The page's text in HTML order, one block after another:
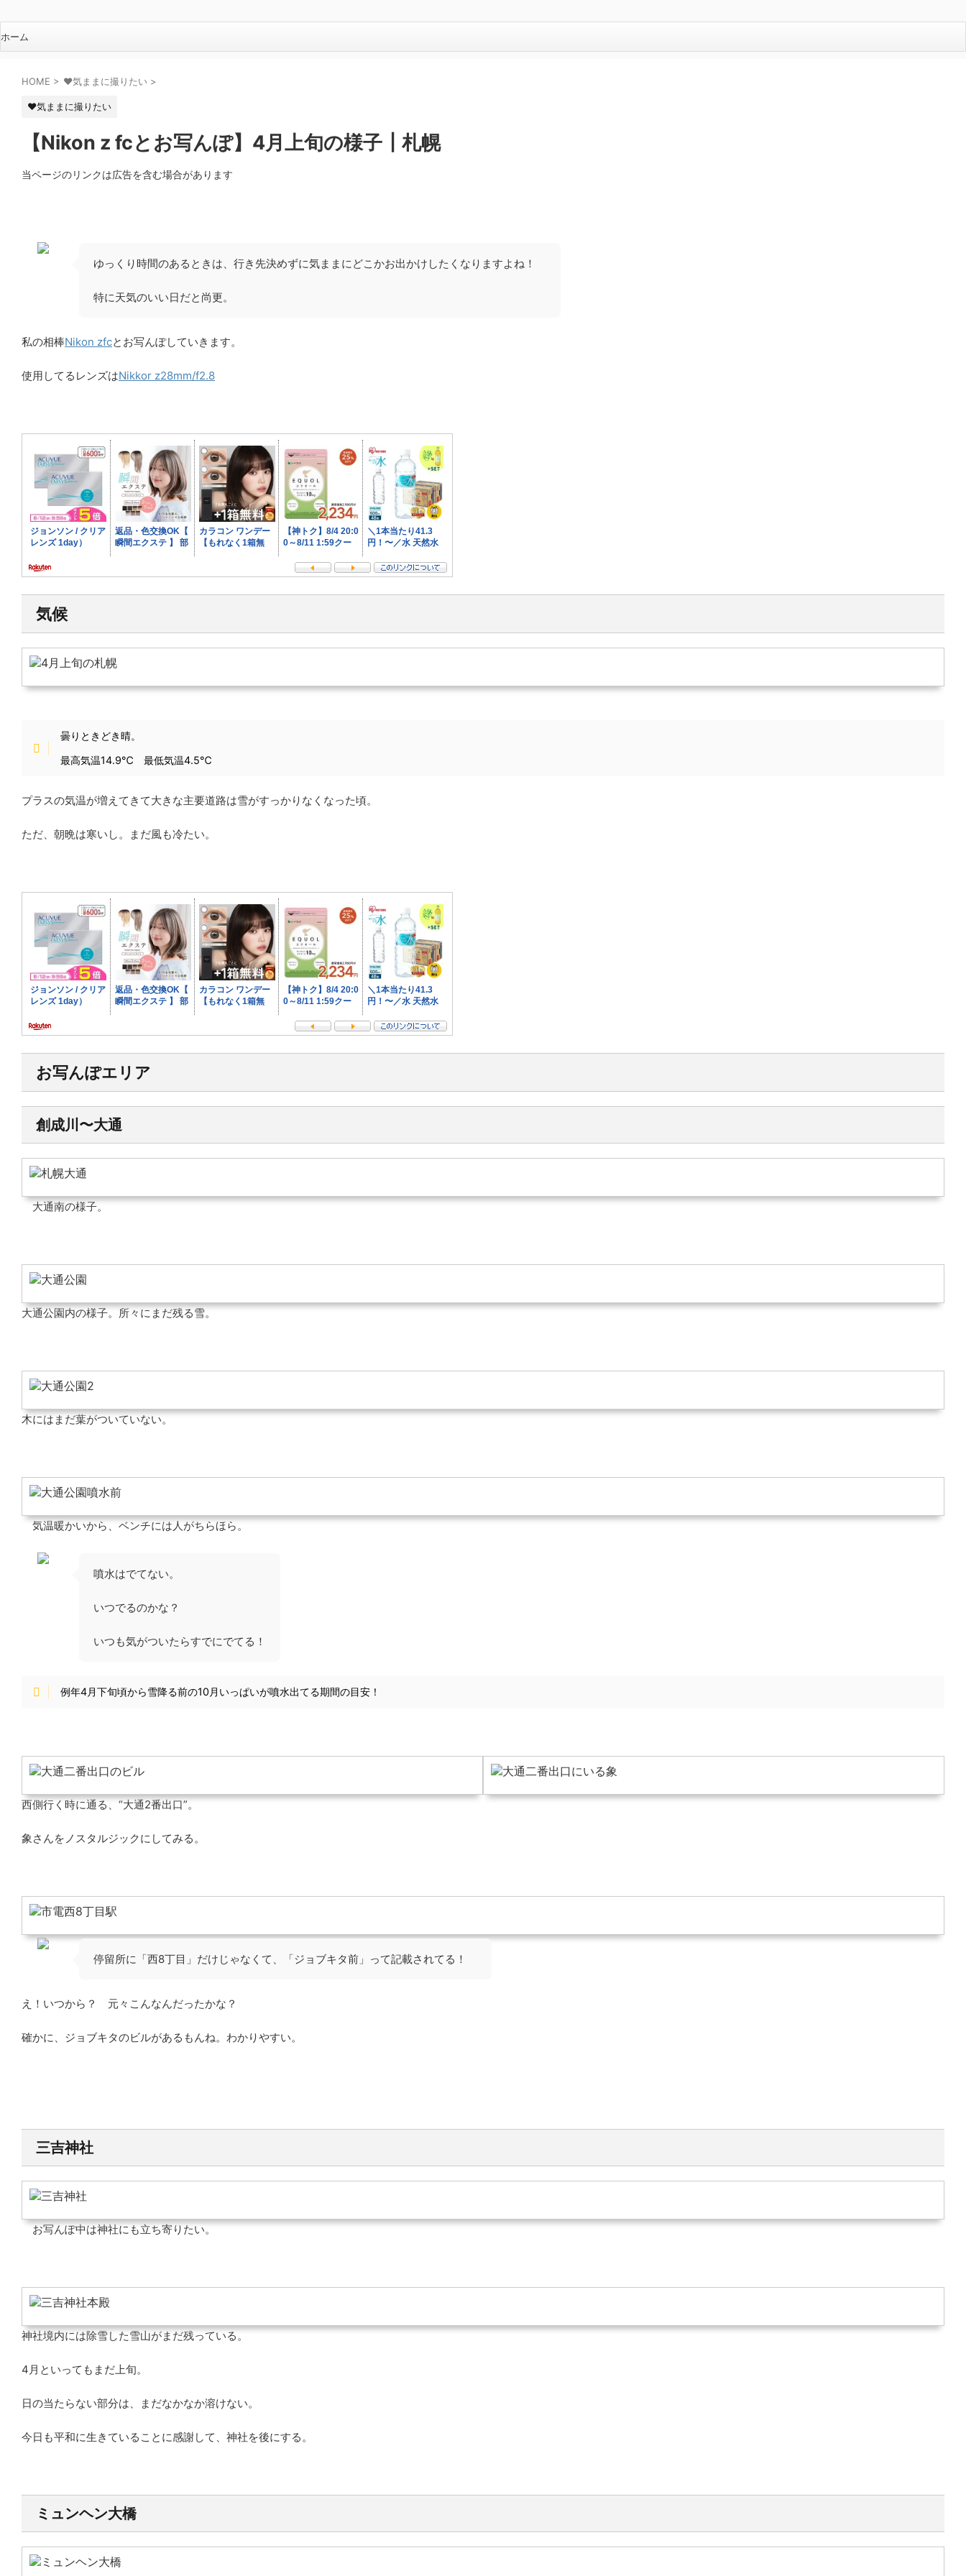
ホーム
HOME > ♥気ままに撮りたい >
♥気ままに撮りたい
【Nikon z fcとお写んぽ】4月上旬の様子┃札幌
当ページのリンクは広告を含む場合があります
ゆっくり時間のあるときは、行き先決めずに気ままにどこかお出かけしたくなりますよね！
特に天気のいい日だと尚更。
私の相棒Nikon zfcとお写んぽしていきます。
使用してるレンズはNikkor z28mm/f2.8
気候
曇りときどき晴。
最高気温14.9℃ 最低気温4.5℃
プラスの気温が増えてきて大きな主要道路は雪がすっかりなくなった頃。
ただ、朝晩は寒いし。まだ風も冷たい。
お写んぽエリア
創成川〜大通
大通南の様子。
大通公園内の様子。所々にまだ残る雪。
木にはまだ葉がついていない。
気温暖かいから、ベンチには人がちらほら。
噴水はでてない。
いつでるのかな？
いつも気がついたらすでにでてる！
例年4月下旬頃から雪降る前の10月いっぱいが噴水出てる期間の目安！
西側行く時に通る、“大通2番出口”。
象さんをノスタルジックにしてみる。
停留所に「西8丁目」だけじゃなくて、「ジョブキタ前」って記載されてる！
え！いつから？ 元々こんなんだったかな？
確かに、ジョブキタのビルがあるもんね。わかりやすい。
三吉神社
お写んぽ中は神社にも立ち寄りたい。
神社境内には除雪した雪山がまだ残っている。
4月といってもまだ上旬。
日の当たらない部分は、まだなかなか溶けない。
今日も平和に生きていることに感謝して、神社を後にする。
ミュンヘン大橋